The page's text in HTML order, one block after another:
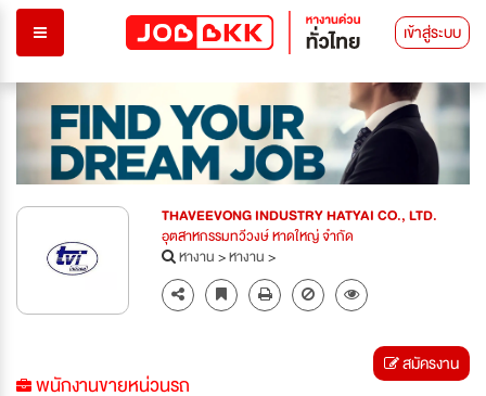
เข้าสู่ระบบ
THAVEEVONG INDUSTRY HATYAI CO., LTD.
อุตสาหกรรมทวีวงษ์ หาดใหญ่ จำกัด
หางาน>หางาน>
พนักงานขายหน่วนรถ
สมัครงาน